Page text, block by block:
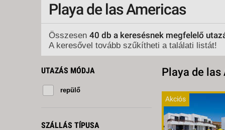
Playa de las Americas
Összesen 40 db a keresésnek megfelelő
A keresővel tovább szűkítheti a találati listát!
UTAZÁS MÓDJA
repülő
SZÁLLÁS TÍPUSA
Playa de
Akciós